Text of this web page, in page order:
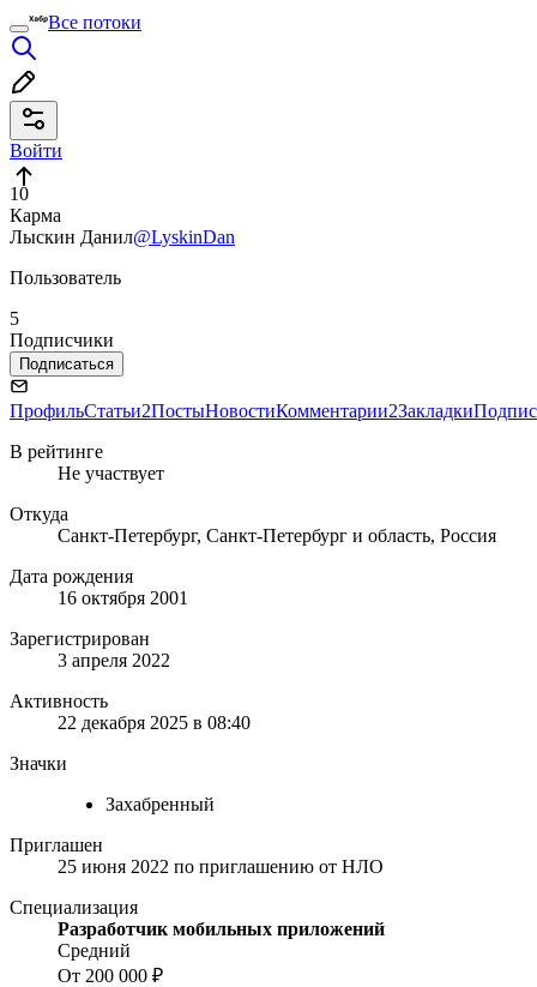
Все потоки
Войти
10
Карма
Лыскин Данил@LyskinDan
Пользователь
5
Подписчики
Подписаться
ПрофильСтатьи2ПостыНовостиКомментарии2Закладки
В рейтинге
Не участвует
Откуда
Санкт-Петербург, Санкт-Петербург и область, Россия
Дата рождения
16 октября 2001
Зарегистрирован
3 апреля 2022
Активность
22 декабря 2025 в 08:40
Значки
Захабренный
Приглашен
25 июня 2022 по приглашению от НЛО
Специализация
Разработчик мобильных приложений
Средний
От 200 000 ₽